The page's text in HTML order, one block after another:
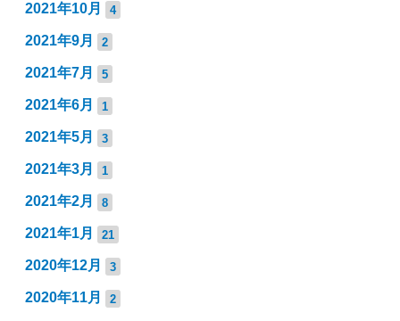
2021年10月 4
2021年9月 2
2021年7月 5
2021年6月 1
2021年5月 3
2021年3月 1
2021年2月 8
2021年1月 21
2020年12月 3
2020年11月 2